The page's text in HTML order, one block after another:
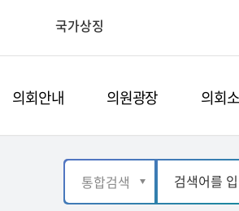
국가상징
의회안내 의원광장 의회